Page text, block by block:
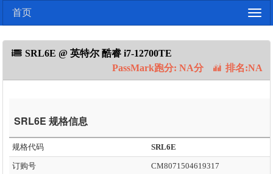
首页
SRL6E @ 英特尔 酷睿 i7-12700TE
PassMark跑分: NA分
排名:NA
SRL6E 规格信息
规格代码 SRL6E
订购号 CM8071504619317